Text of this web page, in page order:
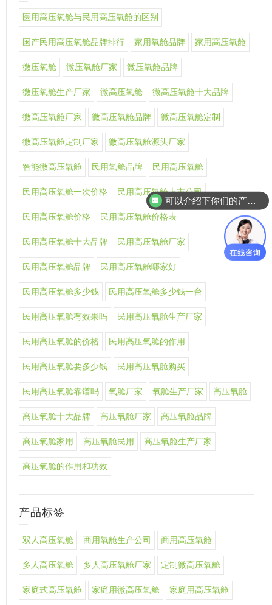
医用高压氧舱与民用高压氧舱的区别
国产民用高压氧舱品牌排行 家用氧舱品牌 家用高压氧舱
微压氧舱 微压氧舱厂家 微压氧舱品牌
微压氧舱生产厂家 微高压氧舱 微高压氧舱十大品牌
微高压氧舱厂家 微高压氧舱品牌 微高压氧舱定制
微高压氧舱定制厂家 微高压氧舱源头厂家
智能微高压氧舱 民用氧舱品牌 民用高压氧舱
民用高压氧舱一次价格 民用高压氧舱上市公司
民用高压氧舱价格 民用高压氧舱价格表
民用高压氧舱十大品牌 民用高压氧舱厂家
民用高压氧舱品牌 民用高压氧舱哪家好
民用高压氧舱多少钱 民用高压氧舱多少钱一台
民用高压氧舱有效果吗 民用高压氧舱生产厂家
民用高压氧舱的价格 民用高压氧舱的作用
民用高压氧舱要多少钱 民用高压氧舱购买
民用高压氧舱靠谱吗 氧舱厂家 氧舱生产厂家 高压氧舱
高压氧舱十大品牌 高压氧舱厂家 高压氧舱品牌
高压氧舱家用 高压氧舱民用 高压氧舱生产厂家
高压氧舱的作用和功效
产品标签
双人高压氧舱 商用氧舱生产公司 商用高压氧舱
多人高压氧舱 多人高压氧舱厂家 定制微高压氧舱
家庭式高压氧舱 家庭用微高压氧舱 家庭用高压氧舱
可以介绍下你们的产品么